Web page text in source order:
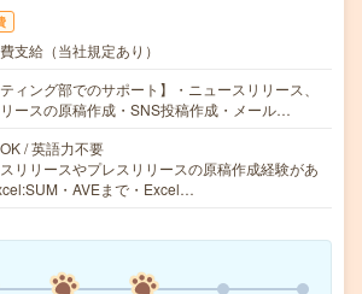
支給（当社規定あり）
ティング部でのサポート】・ニュースリリース、
ースの原稿作成・SNS投稿作成・メール…
/ 英語力不要
スリリースやプレスリリースの原稿作成経験があ
・AVEまで・Excel…